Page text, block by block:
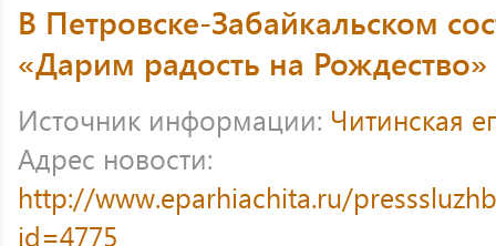
В Петровске-Забайкальском
«Дарим радость на Рождество»
Источник информации: Читинская
Адрес новости:
http://www.eparhiachita.ru/
id=4775